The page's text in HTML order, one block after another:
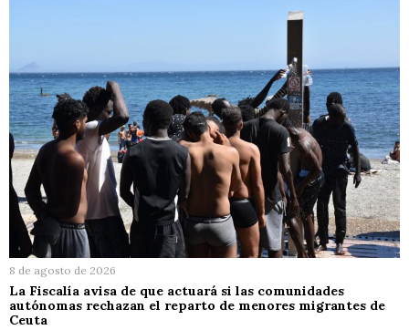
8 de agosto de 2026
La Fiscalía avisa de que actuará si las comunidades
autónomas rechazan el reparto de menores migrantes de
Ceuta